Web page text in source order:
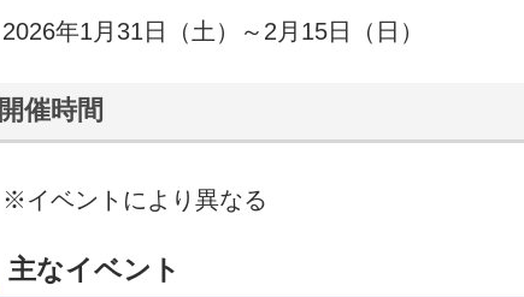
2026年1月31日（土）～2月15日（日）
開催時間
※イベントにより異なる
主なイベント